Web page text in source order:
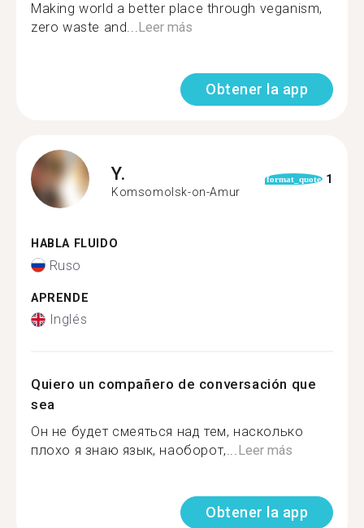
Making world a better place through veganism,
zero waste and...Leer más
Obtener la app
Y.
Komsomolsk-on-Amur
format_quote 1
HABLA FLUIDO
Ruso
APRENDE
Inglés
Quiero un compañero de conversación que
sea
Он не будет смеяться над тем, насколько
плохо я знаю язык, наоборот,...Leer más
Obtener la app